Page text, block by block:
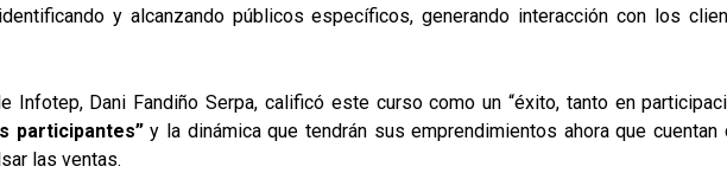
y alcanzando públicos específicos, generando interacción con los
Infotep, Dani Fandiño Serpa, calificó este curso como un “éxito, tanto en
participantes”y la dinámica que tendrán sus emprendimientos ahora que cuentan
las ventas.